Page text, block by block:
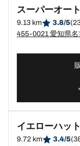
スーパーオー
9.13 km 3.8/5
455-0021 愛知県
イエローハッ
9.72 km 3.4/5